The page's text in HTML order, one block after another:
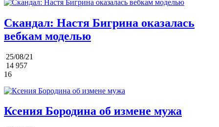
Скандал: Настя Бигрина оказалась
вебкам моделью
25/08/21
14 957
16
Ксения Бородина об измене мужа